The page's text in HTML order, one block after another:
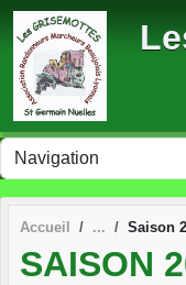
Accueil Saison
SAISON
Panneau de gestion